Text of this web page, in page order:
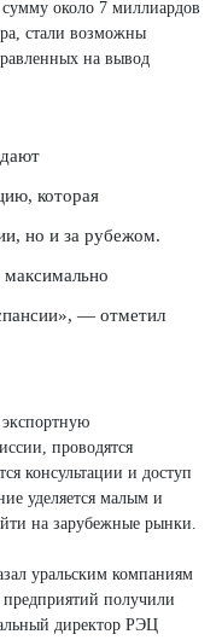
около 7 миллиардов
стали возможны
на вывод
которая
но и за рубежом.
— отметил
экспортную
проводятся
консультации и доступ
уделяется малым и
на зарубежные рынки.
уральским компаниям
предприятий получили
директор РЭЦ